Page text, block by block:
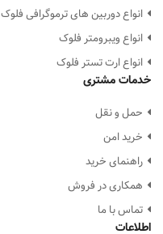
انواع دوربین های ترموگرافی فلوک
انواع ویبرومتر فلوک
انواع ارت تستر فلوک
خدمات مشتری
حمل و نقل
خرید امن
راهنمای خرید
همکاری در فروش
تماس با ما
اطلاعات